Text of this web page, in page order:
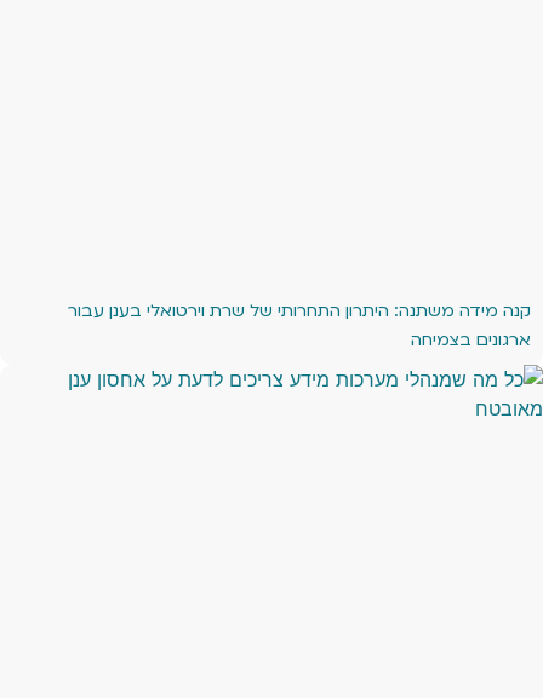
קנה מידה משתנה: היתרון התחרותי של שרת וירטואלי בענן עבור
ארגונים בצמיחה